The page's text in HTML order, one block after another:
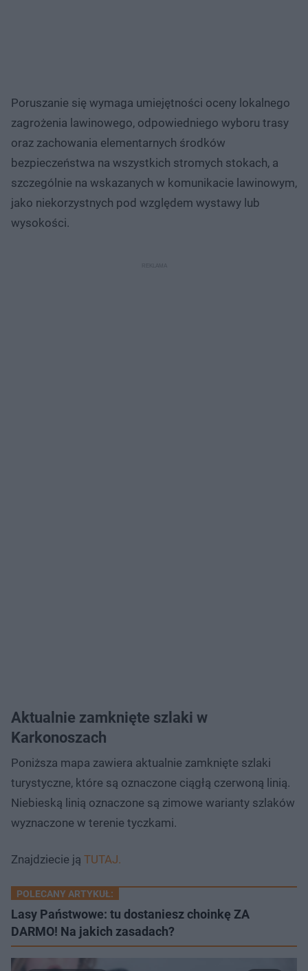
Poruszanie się wymaga umiejętności oceny lokalnego
zagrożenia lawinowego, odpowiedniego wyboru trasy
oraz zachowania elementarnych środków
bezpieczeństwa na wszystkich stromych stokach, a
szczególnie na wskazanych w komunikacie lawinowym,
jako niekorzystnych pod względem wystawy lub
wysokości.
Aktualnie zamknięte szlaki w
Karkonoszach
Poniższa mapa zawiera aktualnie zamknięte szlaki
turystyczne, które są oznaczone ciągłą czerwoną linią.
Niebieską linią oznaczone są zimowe warianty szlaków
wyznaczone w terenie tyczkami.
Znajdziecie ją TUTAJ.
POLECANY ARTYKUŁ:
Lasy Państwowe: tu dostaniesz choinkę ZA
DARMO! Na jakich zasadach?